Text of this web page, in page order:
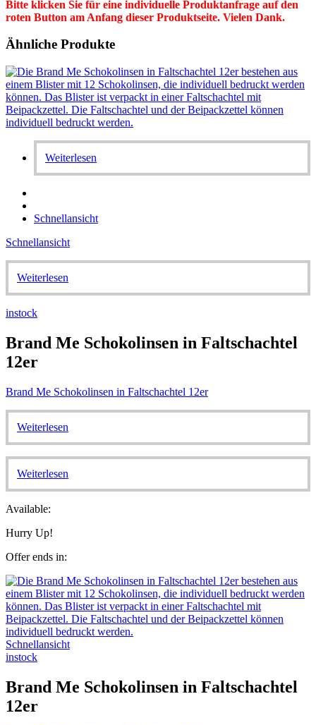
Bitte klicken Sie für eine individuelle Produktanfrage auf den
roten Button am Anfang dieser Produktseite. Vielen Dank.
Ähnliche Produkte
Weiterlesen
Schnellansicht
Schnellansicht
Weiterlesen
instock
Brand Me Schokolinsen in Faltschachtel
12er
Brand Me Schokolinsen in Faltschachtel 12er
Weiterlesen
Weiterlesen
Available:
Hurry Up!
Offer ends in:
Schnellansicht
instock
Brand Me Schokolinsen in Faltschachtel
12er